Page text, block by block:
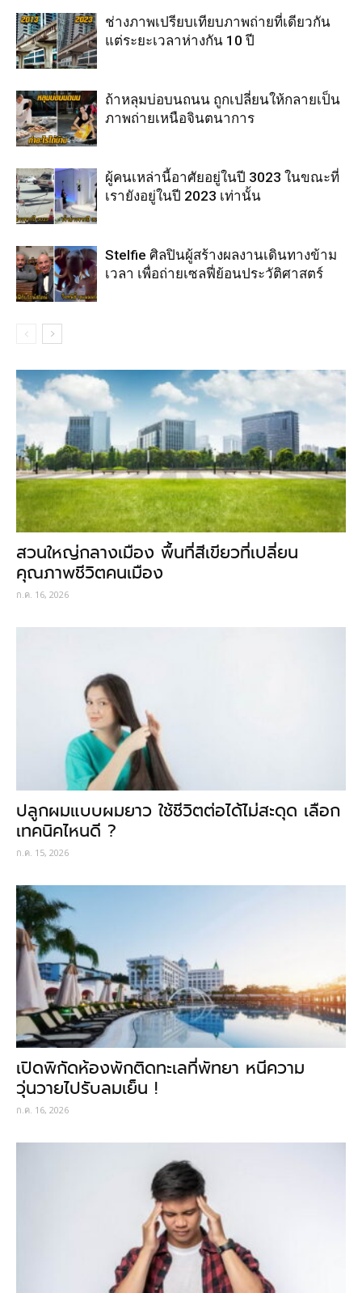
ช่างภาพเปรียบเทียบภาพถ่ายที่เดียวกัน
แต่ระยะเวลาห่างกัน 10 ปี
ถ้าหลุมบ่อบนถนน ถูกเปลี่ยนให้กลายเป็น
ภาพถ่ายเหนือจินตนาการ
ผู้คนเหล่านี้อาศัยอยู่ในปี 3023 ในขณะที่
เรายังอยู่ในปี 2023 เท่านั้น
Stelfie ศิลปินผู้สร้างผลงานเดินทางข้าม
เวลา เพื่อถ่ายเซลฟี่ย้อนประวัติศาสตร์
สวนใหญ่กลางเมือง พื้นที่สีเขียวที่เปลี่ยน
คุณภาพชีวิตคนเมือง
ก.ค. 16, 2026
ปลูกผมแบบผมยาว ใช้ชีวิตต่อได้ไม่สะดุด เลือก
เทคนิคไหนดี ?
ก.ค. 15, 2026
เปิดพิกัดห้องพักติดทะเลที่พัทยา หนีความ
วุ่นวายไปรับลมเย็น !
ก.ค. 16, 2026